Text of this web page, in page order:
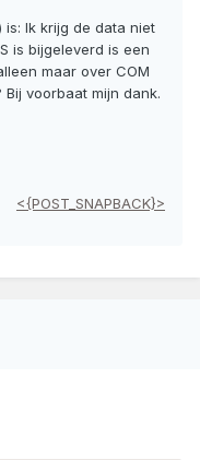
Ik krijg de data niet
is bijgeleverd is een
maar over COM
voorbaat mijn dank.
<{POST_SNAPBACK}>